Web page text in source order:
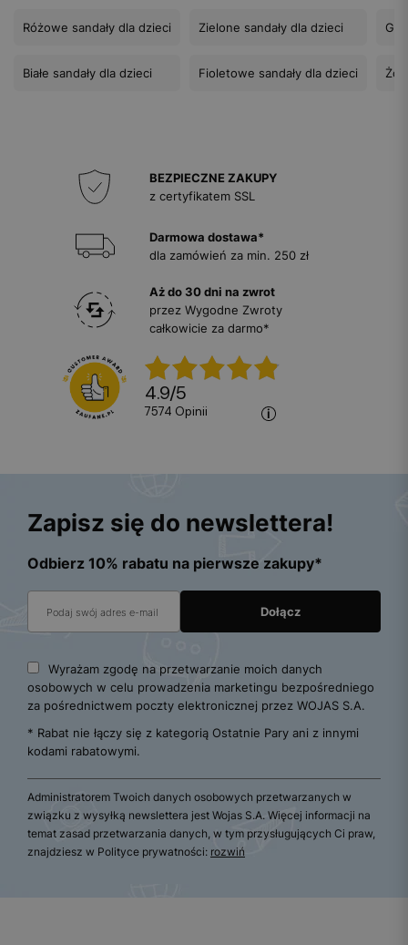
Różowe sandały dla dzieci
Białe sandały dla dzieci
Zielone sandały dla dzieci
Fioletowe sandały dla dzieci
BEZPIECZNE ZAKUPY
z certyfikatem SSL
Darmowa dostawa*
dla zamówień za min. 250 zł
Aż do 30 dni na zwrot
przez Wygodne Zwroty
całkowicie za darmo*
4.9/5
7574 opinii
Zapisz się do newslettera!
Odbierz 10% rabatu na pierwsze zakupy*
Wyrażam zgodę na przetwarzanie moich danych
osobowych w celu prowadzenia marketingu bezpośredniego
za pośrednictwem poczty elektronicznej przez WOJAS S.A.
* Rabat nie łączy się z kategorią Ostatnie Pary ani z innymi
kodami rabatowymi.
Administratorem Twoich danych osobowych przetwarzanych w
związku z wysyłką newslettera jest Wojas S.A. Więcej informacji na
temat zasad przetwarzania danych, w tym przysługujących Ci praw,
znajdziesz w Polityce prywatności: rozwiń